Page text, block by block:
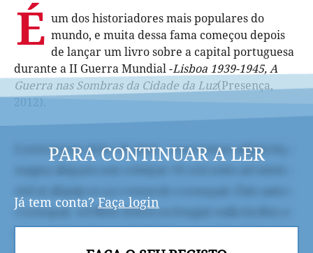
É um dos historiadores mais populares do
mundo, e muita dessa fama começou depois
de lançar um livro sobre a capital portuguesa
durante a II Guerra Mundial -Lisboa 1939-1945, A
Guerra nas Sombras da Cidade da Luz(Presença,
2012).
PARA CONTINUAR A LER
Já tem conta? Faça login